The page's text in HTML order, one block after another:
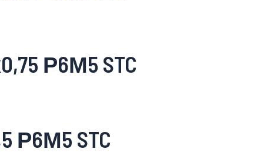
Р6М5 STC
Р6М5 STC